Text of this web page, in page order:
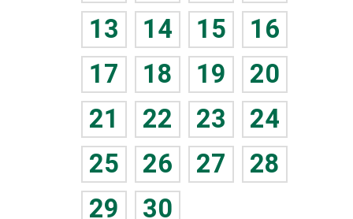
13
14 15
16
17
18 19
20
21
22 23
24
25
26 27
28
29
30